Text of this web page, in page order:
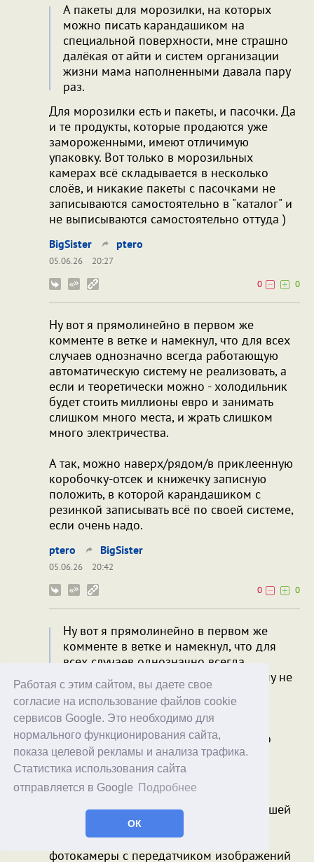
Работая с этим сайтом, вы даете свое
согласие на использование файлов cookie
сервисов Google. Это необходимо для
нормального функционирования сайта,
показа целевой рекламы и анализа трафика.
Статистика использования сайта
отправляется в Google
Подробнее
ОК
А пакеты для морозилки, на которых
можно писать карандашиком на
специальной поверхности, мне страшно
далёкая от айти и систем организации
жизни мама наполненными давала пару
раз.
Для морозилки есть и пакеты, и пасочки. Да
и те продукты, которые продаются уже
замороженными, имеют отличимую
упаковку. Вот только в морозильных
камерах всё складывается в несколько
слоёв, и никакие пакеты с пасочками не
записываются самостоятельно в "каталог" и
не выписываются самостоятельно оттуда )
BigSister ptero
05.06.26
20:27
0
0
Ну вот я прямолинейно в первом же
комменте в ветке и намекнул, что для всех
случаев однозначно всегда работающую
автоматическую систему не реализовать, а
если и теоретически можно - холодильник
будет стоить миллионы евро и занимать
слишком много места, и жрать слишком
много электричества.
А так, можно наверх/рядом/в приклеенную
коробочку-отсек и книжечку записную
положить, в которой карандашиком с
резинкой записывать всё по своей системе,
если очень надо.
ptero BigSister
05.06.26
20:42
0
0
Ну вот я прямолинейно в первом же
комменте в ветке и намекнул, что для
всех случаев однозначно всегда
работающую автоматическую систему не
реализовать, а если и теоретически
можно - холодильник будет стоить
миллионы евро и занимать слишком
много места, и жрать слишком много
электричества.
реализуема, но вариант из первого
коммента можно упростить до простейшей
в данное время конфигурации в виде
наличия встроенной в холодильник
фотокамеры с передатчиком изображений